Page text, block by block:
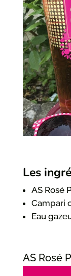
Les
AS Rosé
Campari
Eau
AS Rosé